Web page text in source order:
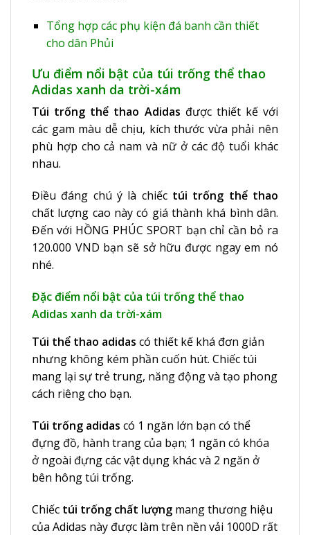
Tổng hợp các phụ kiện đá banh cần thiết
cho dân Phủi
Ưu điểm nổi bật của túi trống thể thao
Adidas xanh da trời-xám
Túi trống thể thao Adidas được thiết kế với
các gam màu dễ chịu, kích thước vừa phải nên
phù hợp cho cả nam và nữ ở các độ tuổi khác
nhau.
Điều đáng chú ý là chiếc túi trống thể thao
chất lượng cao này có giá thành khá bình dân.
Đến với HỒNG PHÚC SPORT bạn chỉ cần bỏ ra
120.000 VND bạn sẽ sở hữu được ngay em nó
nhé.
Đặc điểm nổi bật của túi trống thể thao
Adidas xanh da trời-xám
Túi thể thao adidas có thiết kế khá đơn giản
nhưng không kém phần cuốn hút. Chiếc túi
mang lại sự trẻ trung, năng động và tạo phong
cách riêng cho bạn.
Túi trống adidas có 1 ngăn lớn bạn có thể
đựng đồ, hành trang của bạn; 1 ngăn có khóa
ở ngoài đựng các vật dụng khác và 2 ngăn ở
bên hông túi trống.
Chiếc túi trống chất lượng mang thương hiệu
của Adidas này được làm trên nền vải 1000D rất